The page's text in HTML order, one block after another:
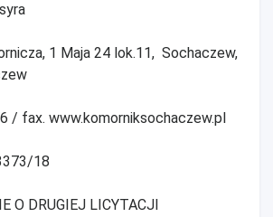
1 Maja 24 lok.11, Sochaczew,
/ fax. www.komorniksochaczew.pl
18
O DRUGIEJ LICYTACJI